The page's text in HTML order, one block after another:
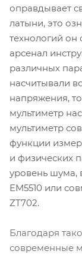
оправдывает
латыни, это
технологий он
арсенал
различных
насчитывали
напряжения,
мультиметр
мультиметр
функции
и физических
уровень шума,
EM5510 или
ZT702.
Благодаря
современные